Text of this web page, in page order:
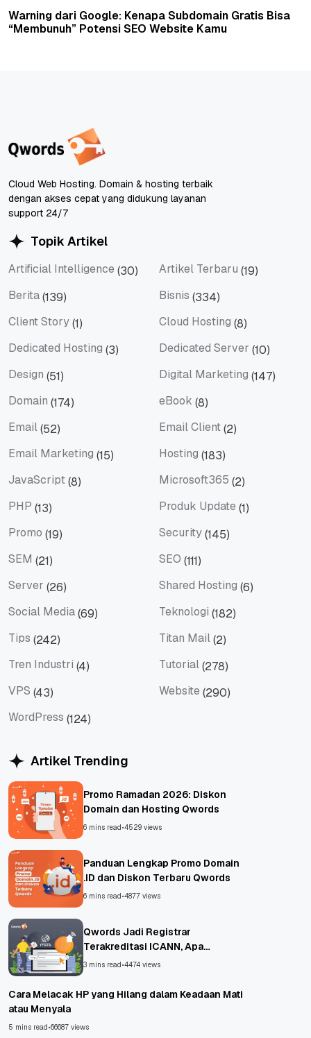
Warning dari Google: Kenapa Subdomain Gratis Bisa
“Membunuh” Potensi SEO Website Kamu
Cloud Web Hosting. Domain & hosting terbaik
dengan akses cepat yang didukung layanan
support 24/7
Topik Artikel
Artificial Intelligence (30) Artikel Terbaru (19)
Berita(139) Bisnis (334)
Client Story(1) Cloud Hosting (8)
Dedicated Hosting (3) Dedicated Server (10)
Design (51) Digital Marketing (147)
Domain (174) eBook (8)
Email(52) Email Client(2)
Email Marketing (15) Hosting (183)
JavaScript(8) Microsoft365 (2)
PHP (13) Produk Update (1)
Promo (19) Security(145)
SEM (21) SEO (111)
Server (26) Shared Hosting (6)
Social Media(69) Teknologi (182)
Tips (242) Titan Mail(2)
Tren Industri (4) Tutorial(278)
VPS (43) Website (290)
WordPress (124)
Artikel Trending
Promo Ramadan 2026: Diskon
Domain dan Hosting Qwords
6 mins read •4529 views
Panduan Lengkap Promo Domain
.ID dan Diskon Terbaru Qwords
6 mins read •4877 views
Qwords Jadi Registrar
Terakreditasi ICANN, Apa
Untungnya?
3 mins read •4474 views
Cara Melacak HP yang Hilang dalam Keadaan Mati
atau Menyala
5 mins read •66687 views